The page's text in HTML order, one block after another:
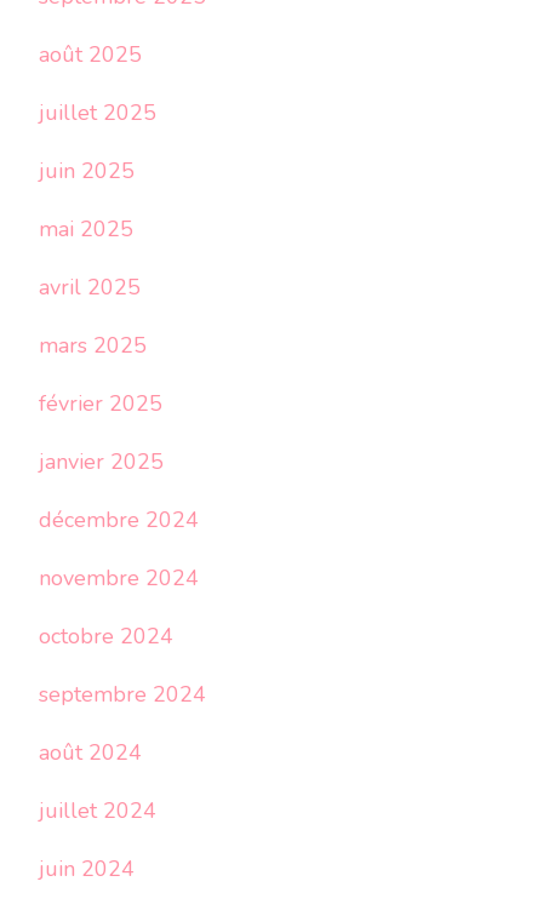
août 2025
juillet 2025
juin 2025
mai 2025
avril 2025
mars 2025
février 2025
janvier 2025
décembre 2024
novembre 2024
octobre 2024
septembre 2024
août 2024
juillet 2024
juin 2024